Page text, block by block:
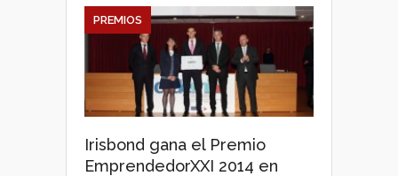
Irisbond gana el Premio
EmprendedorXXI 2014 en
PREMIOS